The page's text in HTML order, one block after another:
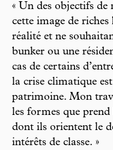
« Un des objectifs
cette image de riches
réalité et ne
bunker ou une
cas de certains
la crise climatique
patrimoine. Mon
les formes que
dont ils orientent le
intérêts de classe. »